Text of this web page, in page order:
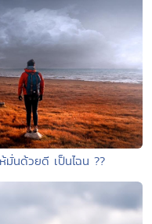
มั่นด้วยดี เป็นไฉน ??